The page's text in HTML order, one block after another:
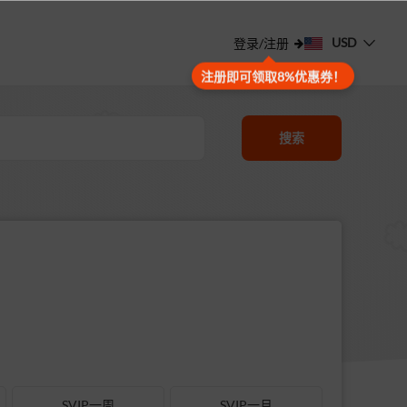
登录/注册
注册即可领取8%优惠券！
USD
搜索